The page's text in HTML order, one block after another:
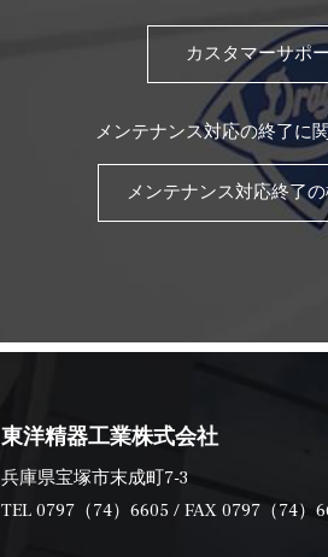
カスタマーサポ
メンテナンス対応の終了に
メンテナンス対応終了
東洋精器工業株式会社
兵庫県宝塚市末成町7-3
TEL 0797（74）6605 / FAX 0797（74）